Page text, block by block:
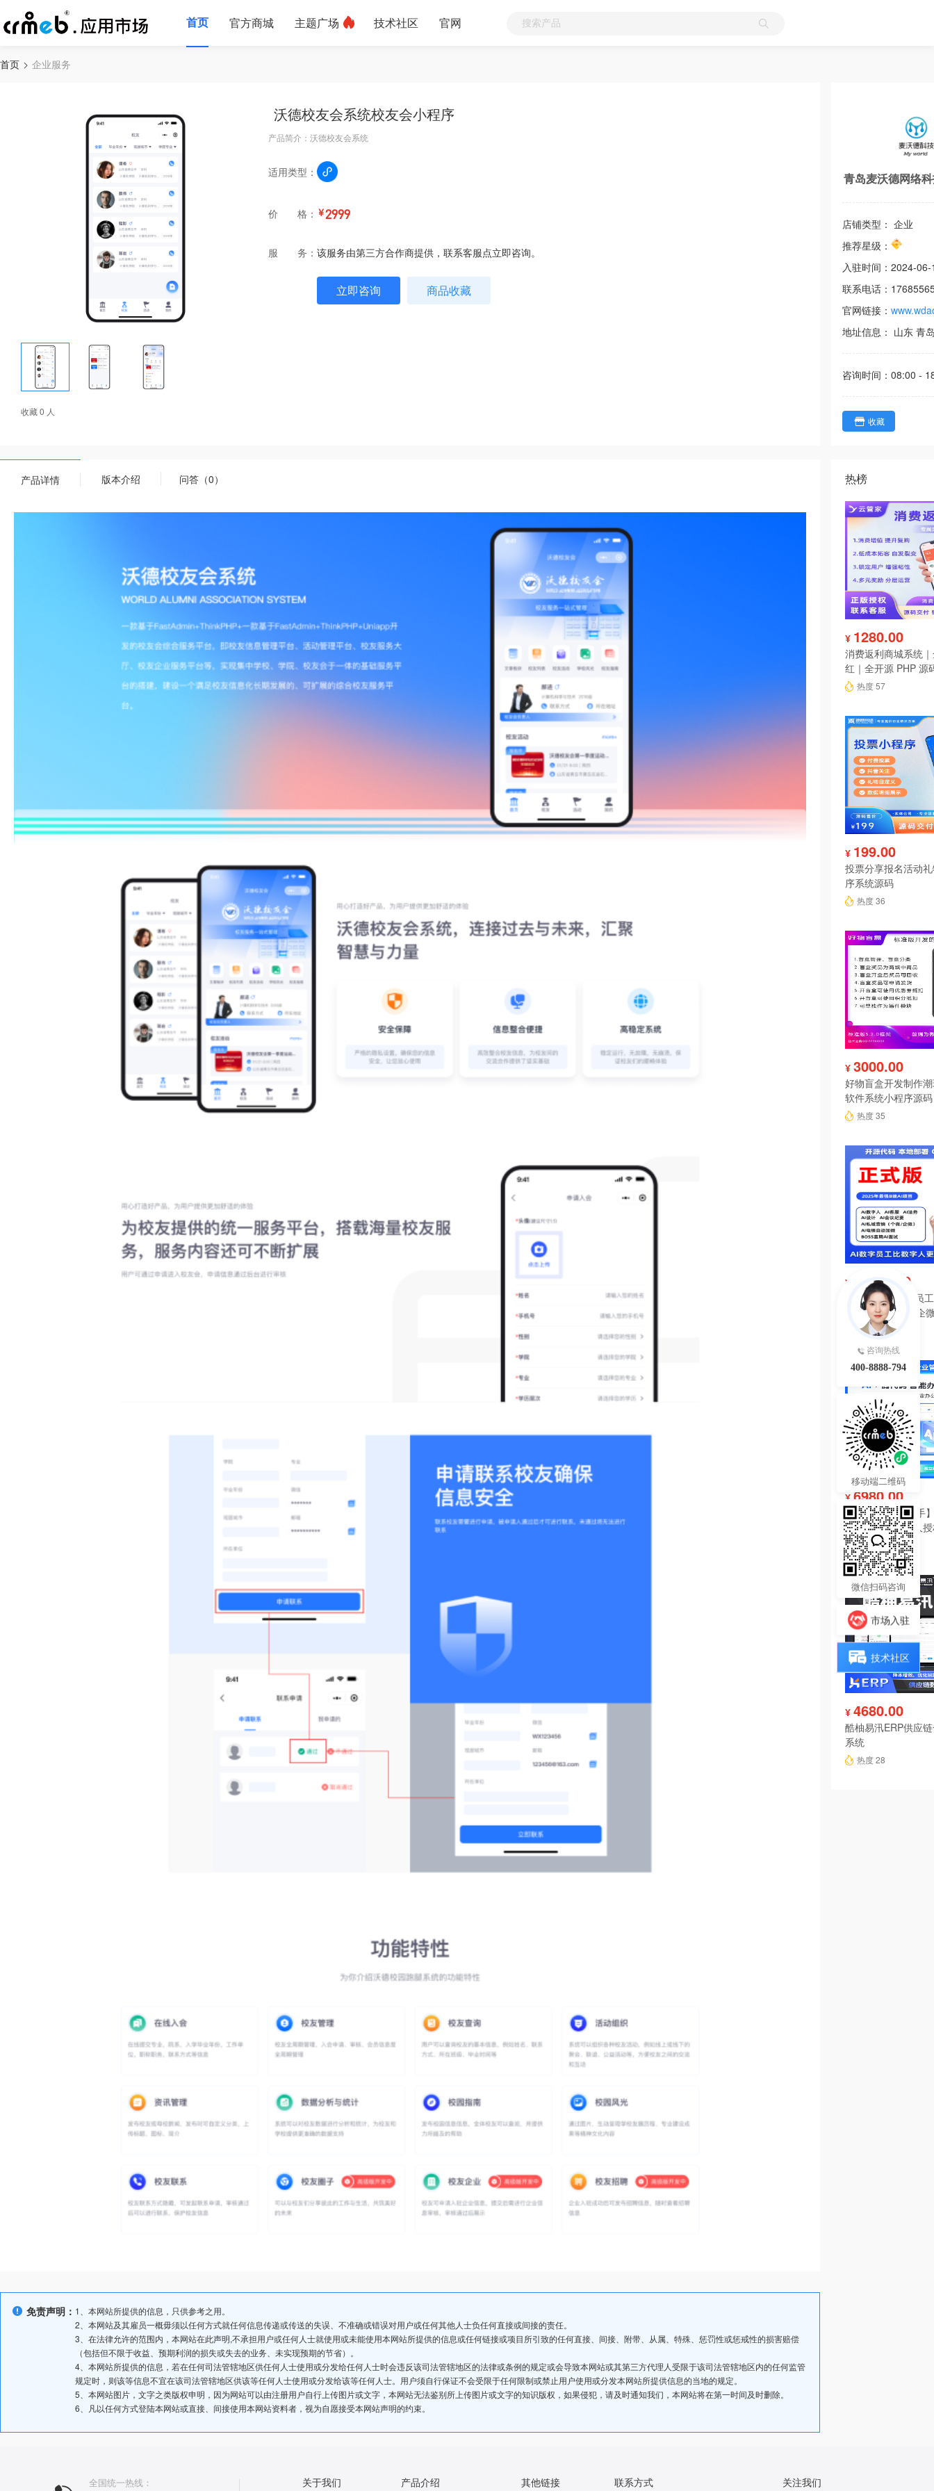
首页 官方商城 主题广场 技术社区 官网
首页 企业服务
收藏 0 人
沃德校友会系统校友会小程序
产品简介：沃德校友会系统
适用类型：
价 格： ￥2999
服 务： 该服务由第三方合作商提供，联系客服点立即咨询。
立即咨询 商品收藏
青岛麦沃德网络
店铺类型： 企业
推荐星级：
入驻时间： 2024-06-
联系电话：
官网链接：
地址信息： 山东 青
咨询时间： 08:00 -
收藏
产品详情 版本介绍 问答（0）
免责声明： 1、本网站所提供的信息，只供参考之用。
2、本网站及其雇员一概毋须以任何方式就任何信息传递或传送的失误、不准确或错误对用户或任何其他人士负任何直接或间接的责任。
3、在法律允许的范围内，本网站在此声明,不承担用户或任何人士就使用或未能使用本网站所提供的信息或任何链接或项目所引致的任何直接、间接、附带、从属、特殊、惩罚性或惩戒性的损害赔偿
（包括但不限于收益、预期利润的损失或失去的业务、未实现预期的节省）。
4、本网站所提供的信息，若在任何司法管辖地区供任何人士使用或分发给任何人士时会违反该司法管辖地区的法律或条例的规定或会导致本网站或其第三方代理人受限于该司法管辖地区内的任何监管
规定时，则该等信息不宜在该司法管辖地区供该等任何人士使用或分发给该等任何人士。用户须自行保证不会受限于任何限制或禁止用户使用或分发本网站所提供信息的当地的规定。
5、本网站图片，文字之类版权申明，因为网站可以由注册用户自行上传图片或文字，本网站无法鉴别所上传图片或文字的知识版权，如果侵犯，请及时通知我们，本网站将在第一时间及时删除。
6、凡以任何方式登陆本网站或直接、间接使用本网站资料者，视为自愿接受本网站声明的约束。
热榜
¥ 1280.00
消费返利商城系统
红｜全开源 PHP 源
热度 57
¥ 199.00
投票分享报名活动
序系统源码
热度 36
¥ 3000.00
好物盲盒开发制作
软件系统小程序源码
热度 35
¥ 39800.00
IMAIWORK数字员
数字人/手机个微企
陪练/电销/客服/法
热度 34
¥ 6980.00
【陀螺匠·企业助手
理系统独立版永久
热度 29
¥ 4680.00
酷柚易汛ERP供应
系统
热度 28
咨询热线
400-8888-794
移动端二维码
微信扫码咨询
市场入驻
技术社区
全国统一热线： 关于我们 产品介绍 其他链接 联系方式 关注我们